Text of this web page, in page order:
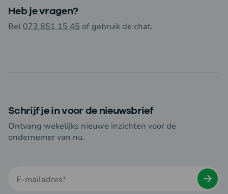
Heb je vragen?
Bel 073 851 15 45 of gebruik de chat.
Schrijf je in voor de nieuwsbrief
Ontvang wekelijks nieuwe inzichten voor de
ondernemer van nu.